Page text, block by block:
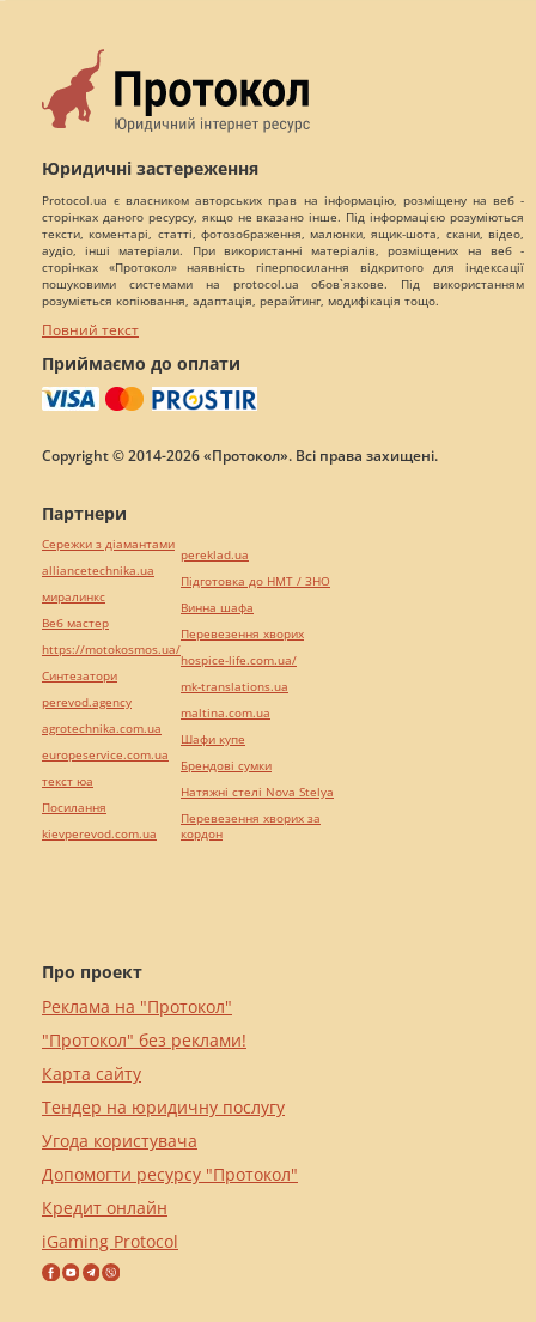
Юридичні застереження
Protocol.ua є власником авторських прав на інформацію, розміщену на веб -
сторінках даного ресурсу, якщо не вказано інше. Під інформацією розуміються
тексти, коментарі, статті, фотозображення, малюнки, ящик-шота, скани, відео,
аудіо, інші матеріали. При використанні матеріалів, розміщених на веб -
сторінках «Протокол» наявність гіперпосилання відкритого для індексації
пошуковими системами на protocol.ua обов`язкове. Під використанням
розуміється копіювання, адаптація, рерайтинг, модифікація тощо.
Повний текст
Приймаємо до оплати
Copyright © 2014-2026 «Протокол». Всі права захищені.
Про проект
Реклама на "Протокол"
"Протокол" без реклами!
Карта сайту
Тендер на юридичну послугу
Угода користувача
Допомогти ресурсу "Протокол"
Кредит онлайн
iGaming Protocol
Партнери
Сережки з діамантами
alliancetechnika.ua
миралинкс
Веб мастер
https://motokosmos.ua/
Синтезатори
perevod.agency
agrotechnika.com.ua
europeservice.com.ua
текст юа
Посилання
kievperevod.com.ua
pereklad.ua
Підготовка до НМТ / ЗНО
Винна шафа
Перевезення хворих
hospice-life.com.ua/
mk-translations.ua
maltina.com.ua
Шафи купе
Брендові сумки
Натяжні стелі Nova Stelya
Перевезення хворих за
кордон